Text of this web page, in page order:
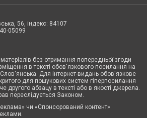
56, індекс: 84107
05099
без отримання попередньої згоди
в тексті обов'язкового посилання на
Для інтернет-видань обов'язкове
для пошукових систем гіперпосилання
другого абзацу в тексті або в якості джерела.
переслідується Законом.
чи «Спонсорований контент»